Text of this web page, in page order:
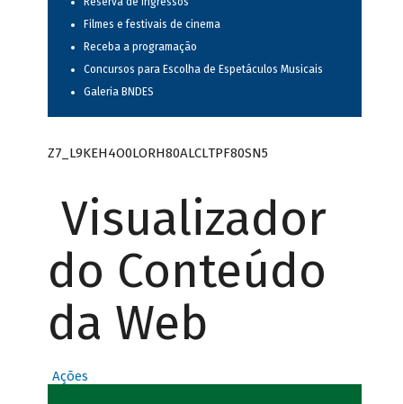
Filmes e festivais de cinema
Receba a programação
Concursos para Escolha de Espetáculos Musicais
Galeria BNDES
Z7_L9KEH4O0LORH80ALCLTPF80SN5
Visualizador
do Conteúdo
da Web
Ações